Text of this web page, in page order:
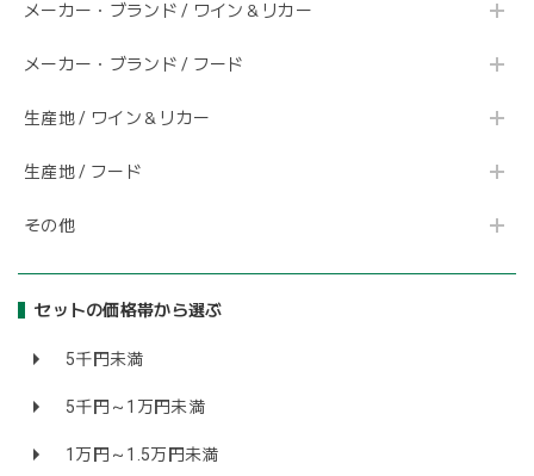
メーカー・ブランド / ワイン＆リカー
メーカー・ブランド / フード
生産地 / ワイン＆リカー
生産地 / フード
その他
セットの価格帯から選ぶ
5千円未満
5千円～1万円未満
1万円～1.5万円未満